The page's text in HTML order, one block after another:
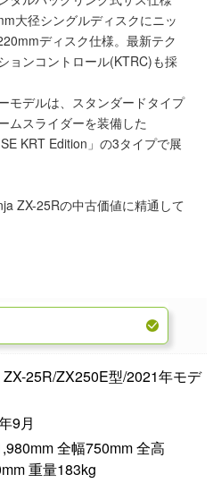
大径シングルディスクにニッ
ディスク仕様。最新テク
ョンコントロール(KTRC)も採
モデルは、スタンダードタイプ
ムスライダーを装備した
KRT Edition」の3タイプで展
ZX-25Rの中古価値に精通して
25R/ZX250E型/2021年モデ
9月
全幅750mm 全高
重量183kg